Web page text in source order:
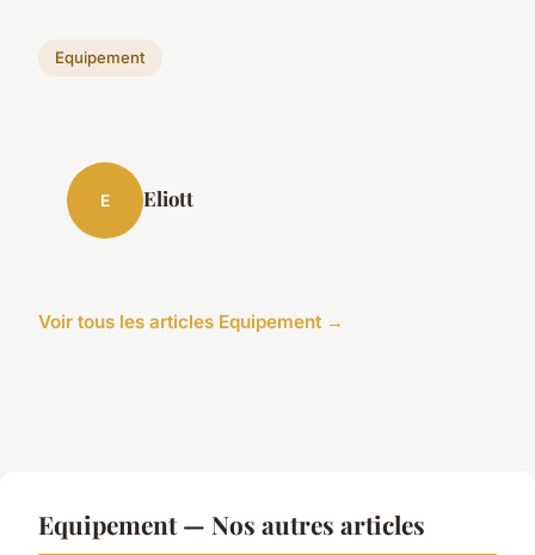
Equipement
E Eliott
Voir tous les articles Equipement →
Equipement — Nos autres articles